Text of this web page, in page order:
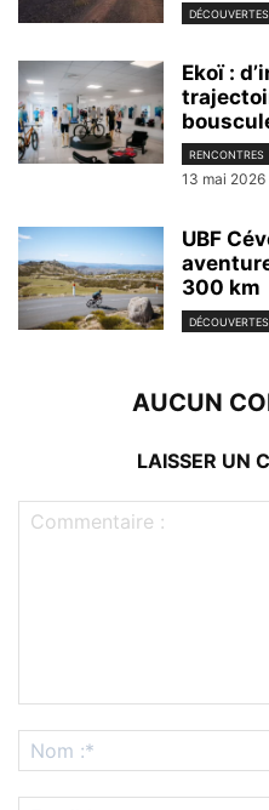
DÉCOUVERTES
Ekoï :
RENCONTRES
13 mai 2026
UBF
300 km
DÉCOUVERTES
AUCUN
LAISSER UN